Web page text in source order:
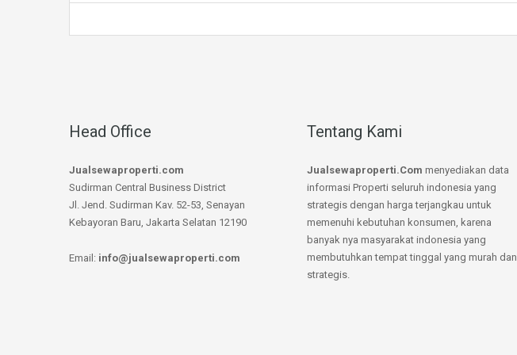
Head Office
Jualsewaproperti.com
Sudirman Central Business District
Jl. Jend. Sudirman Kav. 52-53, Senayan
Kebayoran Baru, Jakarta Selatan 12190
Email: info@jualsewaproperti.com
Tentang Kami
Jualsewaproperti.Com menyediakan data
informasi Properti seluruh indonesia yang
strategis dengan harga terjangkau untuk
memenuhi kebutuhan konsumen, karena
banyak nya masyarakat indonesia yang
membutuhkan tempat tinggal yang murah dan
strategis.